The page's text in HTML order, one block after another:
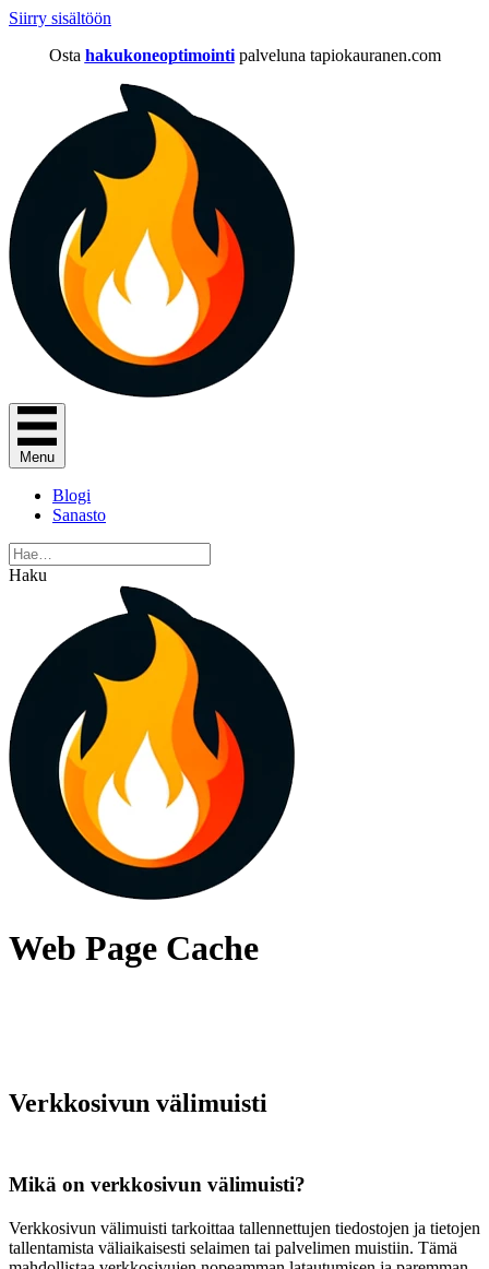
Siirry sisältöön
Osta hakukoneoptimointi palveluna tapiokauranen.com
Menu
Blogi
Sanasto
Haku
Web Page Cache
Verkkosivun välimuisti
Mikä on verkkosivun välimuisti?
Verkkosivun välimuisti tarkoittaa tallennettujen tiedostojen ja tietojen
tallentamista väliaikaisesti selaimen tai palvelimen muistiin. Tämä